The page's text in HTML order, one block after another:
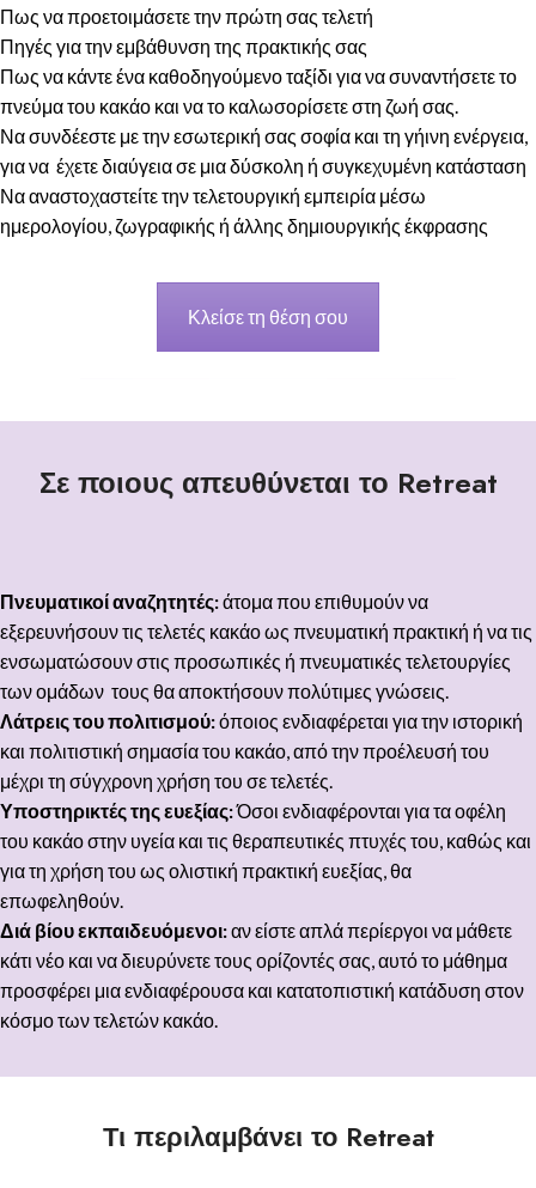
Πως να προετοιμάσετε την πρώτη σας τελετή
Πηγές για την εμβάθυνση της πρακτικής σας
Πως να κάντε ένα καθοδηγούμενο ταξίδι για να συναντήσετε το
πνεύμα του κακάο και να το καλωσορίσετε στη ζωή σας.
Να συνδέεστε με την εσωτερική σας σοφία και τη γήινη ενέργεια,
για να έχετε διαύγεια σε μια δύσκολη ή συγκεχυμένη κατάσταση
Να αναστοχαστείτε την τελετουργική εμπειρία μέσω
ημερολογίου, ζωγραφικής ή άλλης δημιουργικής έκφρασης
Κλείσε τη θέση σου
Σε ποιους απευθύνεται το Retreat
Πνευματικοί αναζητητές:άτομα που επιθυμούν να
εξερευνήσουν τις τελετές κακάο ως πνευματική πρακτική ή να τις
ενσωματώσουν στις προσωπικές ή πνευματικές τελετουργίες
των ομάδων τους θα αποκτήσουν πολύτιμες γνώσεις.
Λάτρεις του πολιτισμού:όποιος ενδιαφέρεται για την ιστορική
και πολιτιστική σημασία του κακάο, από την προέλευσή του
μέχρι τη σύγχρονη χρήση του σε τελετές.
Υποστηρικτές της ευεξίας:Όσοι ενδιαφέρονται για τα οφέλη
του κακάο στην υγεία και τις θεραπευτικές πτυχές του, καθώς και
για τη χρήση του ως ολιστική πρακτική ευεξίας, θα
επωφεληθούν.
Διά βίου εκπαιδευόμενοι:αν είστε απλά περίεργοι να μάθετε
κάτι νέο και να διευρύνετε τους ορίζοντές σας, αυτό το μάθημα
προσφέρει μια ενδιαφέρουσα και κατατοπιστική κατάδυση στον
κόσμο των τελετών κακάο.
Τι περιλαμβάνει το Retreat